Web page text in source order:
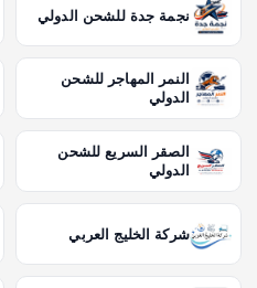
نجمة جدة للشحن الدولي
النمر المهاجر للشحن
الدولي
الصقر السريع للشحن
الدولي
شركة الخليج العربي